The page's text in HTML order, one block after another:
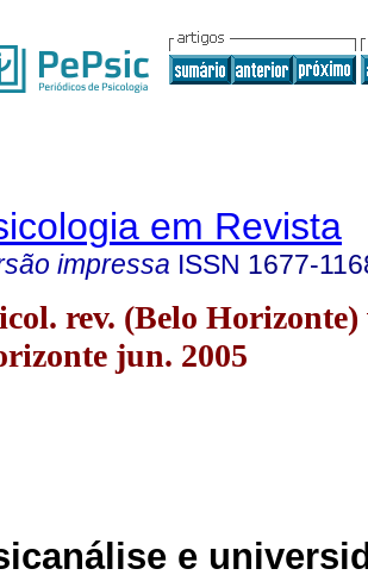
em Revista
impressa ISSN 1677-
rev. (Belo Horizonte)
jun. 2005
e